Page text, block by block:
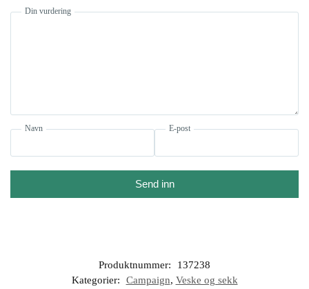
Din vurdering
Navn E-post
Send inn
Produktnummer:
137238
Kategorier:
Campaign, Veske og sekk